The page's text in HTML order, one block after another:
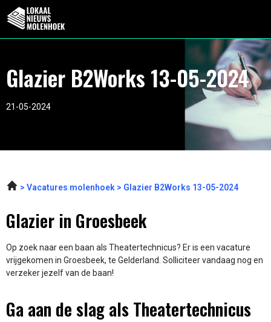
Glazier B2Works 13-05-2024
21-05-2024
Vacatures molenhoek Glazier B2Works 13-05-2024
Glazier in Groesbeek
Op zoek naar een baan als Theatertechnicus? Er is een vacature
vrijgekomen in Groesbeek, te Gelderland. Solliciteer vandaag nog en
verzeker jezelf van de baan!
Ga aan de slag als Theatertechnicus